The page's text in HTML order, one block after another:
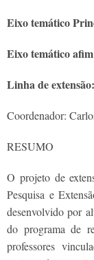
Eixo temático
Eixo temático
Linha de extensão:
Coordenador:
RESUMO
O projeto de
Pesquisa e
desenvolvido por
do programa de
professores